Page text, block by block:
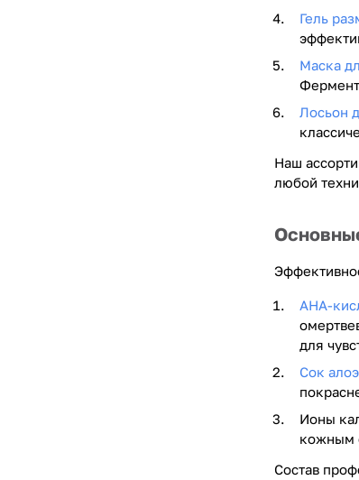
Гель
Маска
Фермент
Лосьон
Наш
любой
AHA-
для
Сок
Ионы
кожным
Состав